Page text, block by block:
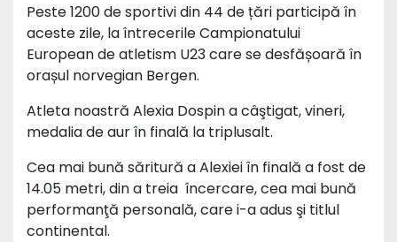
Peste 1200 de sportivi din 44 de țări participă în
aceste zile, la întrecerile Campionatului
European de atletism U23 care se desfășoară în
orașul norvegian Bergen.
Atleta noastră Alexia Dospin a câştigat, vineri,
medalia de aur în finală la triplusalt.
Cea mai bună săritură a Alexiei în finală a fost de
14.05 metri, din a treia încercare, cea mai bună
performanţă personală, care i-a adus şi titlul
continental.